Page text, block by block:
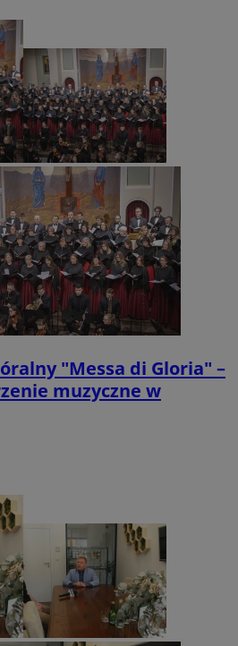
"Messa di Gloria" –
muzyczne w